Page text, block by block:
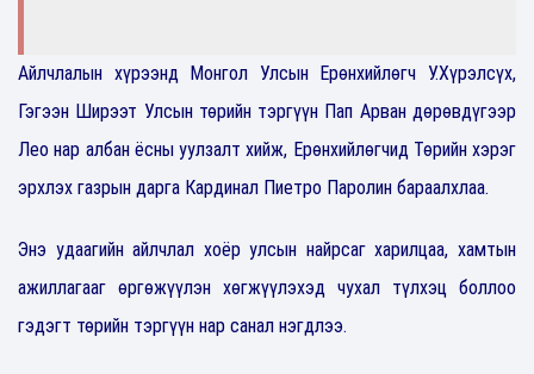
Айлчлалын хүрээнд Монгол Улсын Ерөнхийлөгч У.Хүрэлсүх,
Гэгээн Ширээт Улсын төрийн тэргүүн Пап Арван дөрөвдүгээр
Лео нар албан ёсны уулзалт хийж, Ерөнхийлөгчид Төрийн хэрэг
эрхлэх газрын дарга Кардинал Пиетро Паролин бараалхлаа.
Энэ удаагийн айлчлал хоёр улсын найрсаг харилцаа, хамтын
ажиллагааг өргөжүүлэн хөгжүүлэхэд чухал түлхэц боллоо
гэдэгт төрийн тэргүүн нар санал нэгдлээ.